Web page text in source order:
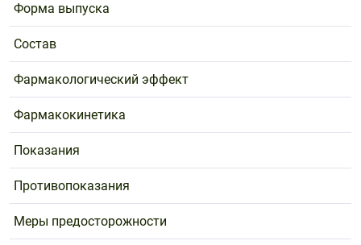
Форма выпуска
Состав
Фармакологический эффект
Фармакокинетика
Показания
Противопоказания
Меры предосторожности